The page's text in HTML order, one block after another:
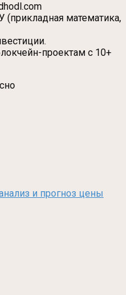
(прикладная математика,
проектам с 10+
и прогноз цены